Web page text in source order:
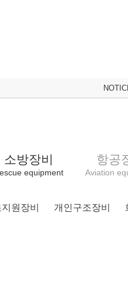
소방장비
equipment
원장비 개인구조장비
항공
Aviation